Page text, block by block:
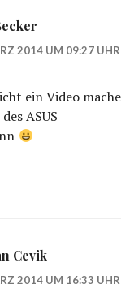
2014 UM 09:27 UHR
ein Video
ASUS
Cevik
2014 UM 16:33 UHR